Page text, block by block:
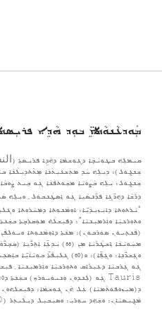
ܡܲܘܕܥܵܢܘܵܬܹ̈ܐ ܒܘܼܕ ܗܵܕܹܐ
ܩܝܼܡܠܹܗ ܒܛܘܼܝܵܒ݂ܵܐ ܕܓܘܼܫܡܵܐ ܕܗܵܕܹܐ ܦܪܝܼܣܬܐ
ܫܸܢܓ݂ܘܿܠ): ܕܝܼܠܹܗ ܚܲܕ ܡܬܲܫܥܝܼܬܵܢܵܐ ܡܸܬ̇ܬܕܝܼܠܵܢܵܐ
ܫܸܢܓ݂ܘܿܠ: ܝܼܠܹܗ ܒܵܨܘܿܝܵܐ ܡܫܲܘܬܦܵܢܵܐ ܓܲܘ ܒܹܝܬ
ܕܪܵܫܵܐ ܕܗܸܖ̈ܓܹܐ ܦܖ̈ܲܢܣܵܝܹܐ ܓܲܘ ܐܸܣܛܲܢܒܘܿܠ ݂ ܘܝܼܠܹܗ
“ܝܵܪܬܘܼܬܐ ܕܐܝܼܙܝܼܕܵܝܹ̈ܐ: ܐܘܼܡܵܢܘܼܬܐ ܕܡܲܚܵܪܘܼܬܐ
(ܦܵܢܬ݂ܝܘܿܢ ܣܘܿܪܒܘܿܢ): ܡܢܵܬܐ ܕܐܘܼܡܵܢܘܼܬܐ
ܡܚܲܘܝܵܢܵܐ ܐܸܫܛܵܪܵܝܵܐ ܡܼܢ (88)
ܘܓܸܫܖ̈ܵܢܹܐ: ܘܓܸܦܹ̈ܐ): ܘ(60)
ܕ(ܡܝܼܙܘܿܦܘܿܬܵܡܝܵܐ) ܥܲܠ ܗܵܢ ܓܘܼܫܡܵܐ: ܕܦܝܼܫܠܗ݇ܘܿܢ
ܡܵܓ݂ܝܼܣܝܵܐܢ: ܘܫܲܗܲܕ ܚܘܼܪܝܼ: ܘܣܝܼܒܝܼܠ ܕܝܼܠܵܝܬܲܪ (KTO) ܒܥܘܼܕܪܵܢܵܐ ܕܡܝܼܪܘܿ ܚܘܼܕܲܝܕܵܐ ݂